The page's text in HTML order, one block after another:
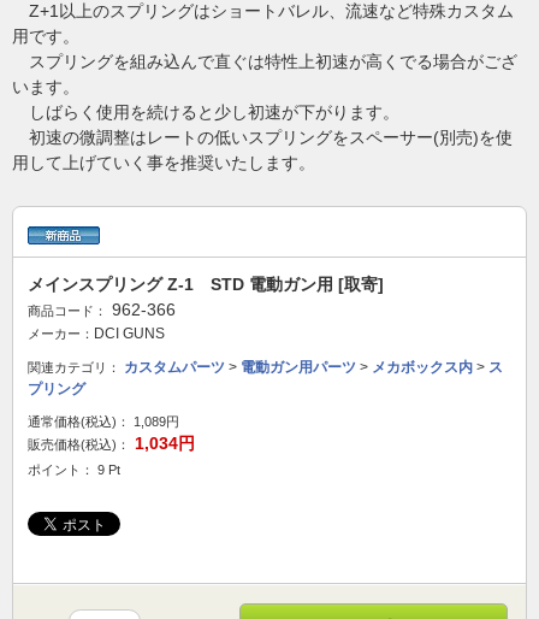
Z+1以上のスプリングはショートバレル、流速など特殊カスタム
用です。
スプリングを組み込んで直ぐは特性上初速が高くでる場合がござ
います。
しばらく使用を続けると少し初速が下がります。
初速の微調整はレートの低いスプリングをスペーサー(別売)を使
用して上げていく事を推奨いたします。
メインスプリング Z-1 STD 電動ガン用 [取寄]
商品コード： 962-366
メーカー： DCI GUNS
関連カテゴリ： カスタムパーツ > 電動ガン用パーツ > メカボックス内 > ス
プリング
通常価格(税込)：
1,089円
販売価格(税込)：
1,034円
ポイント： 9 Pt